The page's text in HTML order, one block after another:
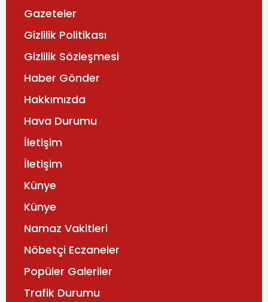
Gazeteler
Gizlilik Politikası
Gizlilik Sözleşmesi
Haber Gönder
Hakkımızda
Hava Durumu
İletişim
İletişim
Künye
Künye
Namaz Vakitleri
Nöbetçi Eczaneler
Popüler Galeriler
Trafik Durumu